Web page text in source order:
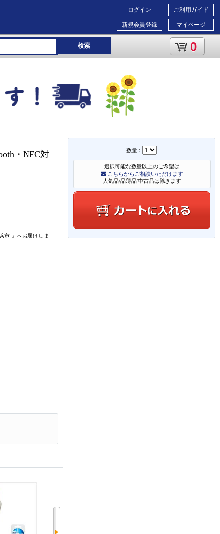
ご利用ガイド
マイページ
ログイン
新規会員登録
検索 0
数量：
選択可能な数量以上のご希望は
こちらからご相談いただけます
人気品/品薄品/中古品は除きます
・NFC対
市 」 へお届けしま